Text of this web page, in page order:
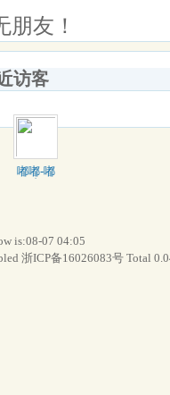
朋友！
访客
嘟嘟-嘟
嘟
is:08-07 04:05
浙ICP备16026083号 Total